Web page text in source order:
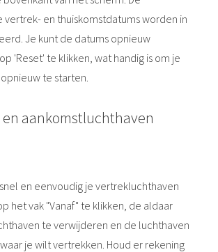
en thuiskomstdatums worden in
Je kunt de datums opnieuw
'Reset' te klikken, wat handig is om je
te starten.
aankomstluchthaven
en eenvoudig je vertrekluchthaven
het vak "Vanaf" te klikken, de aldaar
te verwijderen en de luchthaven
je wilt vertrekken. Houd er rekening